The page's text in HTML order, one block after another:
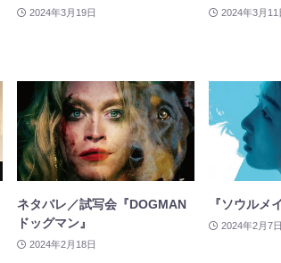
2024年3月19日 2024年3月11
ネタバレ／試写会『DOGMAN
ドッグマン』
2024年2月18日
『ソウルメ
2024年2月7日